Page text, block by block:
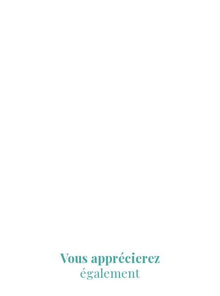
Vous apprécierez
également